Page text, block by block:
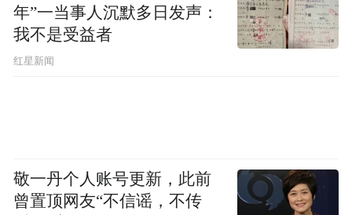
年”一当事人沉默多日发声：
我不是受益者
红星新闻
敬一丹个人账号更新，此前
曾置顶网友“不信谣，不传